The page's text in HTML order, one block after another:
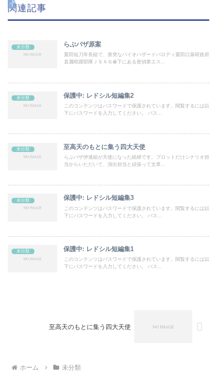
関連記事
未分類 らぶバザ原案
粟田短刀年長組で、唐突なバイオハザードパロディ粟田口薬研政府
直属暗躍部隊ＪＳＡＧ傘下にある密偵衆エス...
未分類 保護中: レドシル短編集2
このコンテンツはパスワードで保護されています。閲覧するには以
下にパスワードを入力してください。 パス...
未分類 至高天のもとに集う四大天使
らぶバザ伊達組が天使になった経緯です。プロットだけシナリオ担
当からいただいて、演出担当と頑張って文章...
未分類 保護中: レドシル短編集3
このコンテンツはパスワードで保護されています。閲覧するには以
下にパスワードを入力してください。 パス...
未分類 保護中: レドシル短編集1
このコンテンツはパスワードで保護されています。閲覧するには以
下にパスワードを入力してください。 パス...
至高天のもとに集う四大天使
ホーム 未分類